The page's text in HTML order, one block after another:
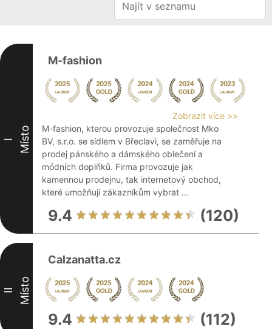
I Místo
M-fashion
Zobrazit více >>
M-fashion, kterou provozuje společnost Mko
BV, s.r.o. se sídlem v Břeclavi, se zaměřuje na
prodej pánského a dámského oblečení a
módních doplňků. Firma provozuje jak
kamennou prodejnu, tak internetový obchod,
které umožňují zákazníkům vybrat ...
9.4 (120)
II Místo
Calzanatta.cz
9.4 (112)